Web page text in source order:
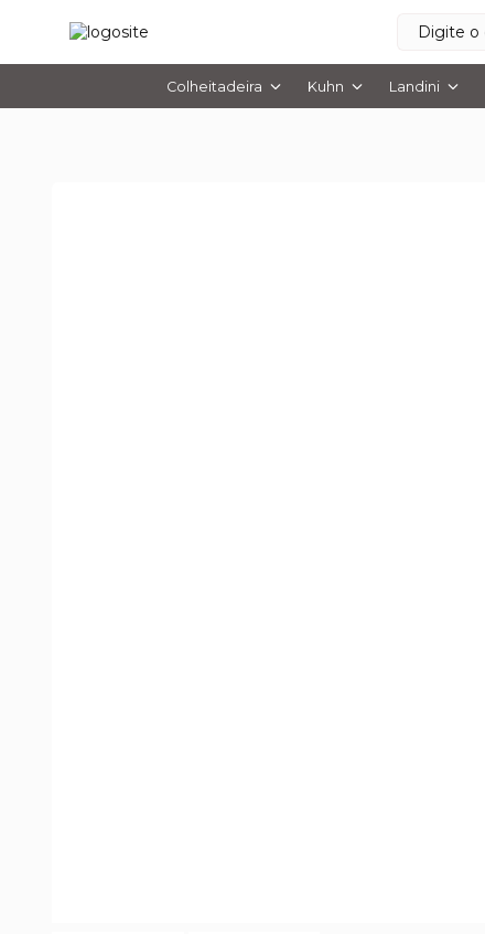
Colheitadeira Kuhn Landini